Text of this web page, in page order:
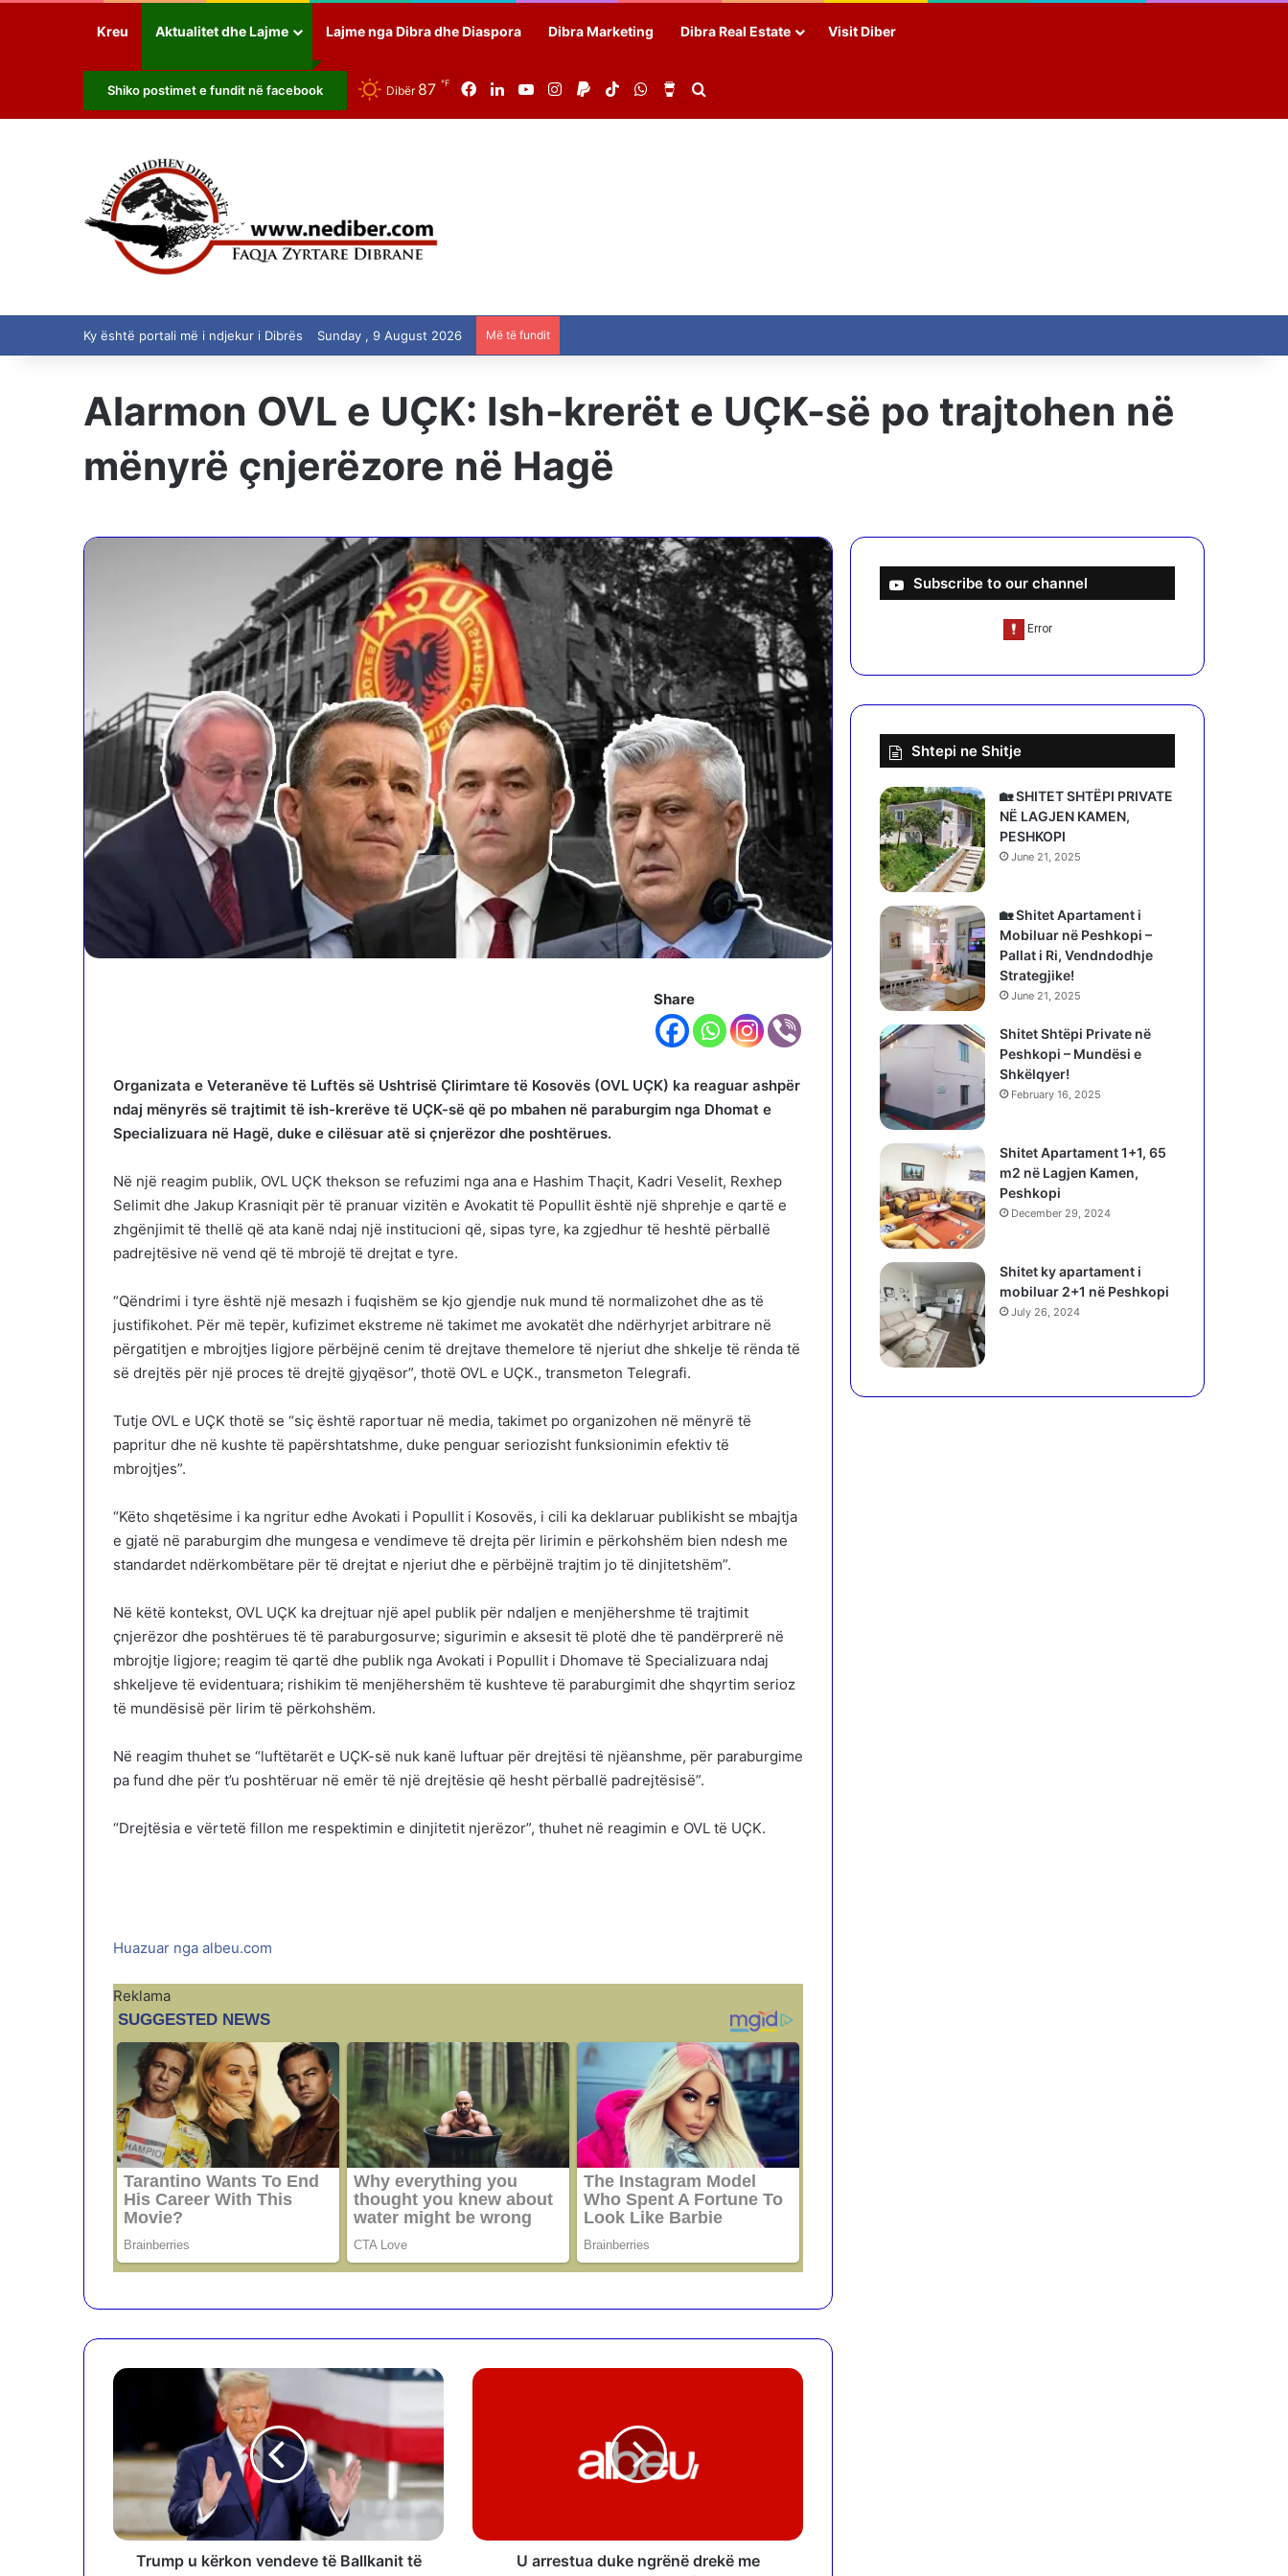
Kreu Aktualitet dhe Lajme Lajme nga Dibra dhe Diaspora Dibra Marketing Dibra Real Estate Visit Diber
Shiko postimet e fundit në facebook Dibër 87 ℉ FacebookLinkedInYouTubeInstagram
PaypalTikTokWhatsAppBuy Me a Coffee
Ky është portali më i ndjekur i Dibrës Sunday , 9 August 2026 Më të fundit
Alarmon OVL e UÇK: Ish-krerët e UÇK-së po trajtohen në
mënyrë çnjerëzore në Hagë
Share
Organizata e Veteranëve të Luftës së Ushtrisë Çlirimtare të Kosovës (OVL UÇK) ka reaguar ashpër
ndaj mënyrës së trajtimit të ish-krerëve të UÇK-së që po mbahen në paraburgim nga Dhomat e
Specializuara në Hagë, duke e cilësuar atë si çnjerëzor dhe poshtërues.
Në një reagim publik, OVL UÇK thekson se refuzimi nga ana e Hashim Thaçit, Kadri Veselit, Rexhep
Selimit dhe Jakup Krasniqit për të pranuar vizitën e Avokatit të Popullit është një shprehje e qartë e
zhgënjimit të thellë që ata kanë ndaj një institucioni që, sipas tyre, ka zgjedhur të heshtë përballë
padrejtësive në vend që të mbrojë të drejtat e tyre.
“Qëndrimi i tyre është një mesazh i fuqishëm se kjo gjendje nuk mund të normalizohet dhe as të
justifikohet. Për më tepër, kufizimet ekstreme në takimet me avokatët dhe ndërhyrjet arbitrare në
përgatitjen e mbrojtjes ligjore përbëjnë cenim të drejtave themelore të njeriut dhe shkelje të rënda të
së drejtës për një proces të drejtë gjyqësor”, thotë OVL e UÇK., transmeton Telegrafi.
Tutje OVL e UÇK thotë se “siç është raportuar në media, takimet po organizohen në mënyrë të
papritur dhe në kushte të papërshtatshme, duke penguar seriozisht funksionimin efektiv të
mbrojtjes”.
“Këto shqetësime i ka ngritur edhe Avokati i Popullit i Kosovës, i cili ka deklaruar publikisht se mbajtja
e gjatë në paraburgim dhe mungesa e vendimeve të drejta për lirimin e përkohshëm bien ndesh me
standardet ndërkombëtare për të drejtat e njeriut dhe e përbëjnë trajtim jo të dinjitetshëm”.
Në këtë kontekst, OVL UÇK ka drejtuar një apel publik për ndaljen e menjëhershme të trajtimit
çnjerëzor dhe poshtërues të të paraburgosurve; sigurimin e aksesit të plotë dhe të pandërprerë në
mbrojtje ligjore; reagim të qartë dhe publik nga Avokati i Popullit i Dhomave të Specializuara ndaj
shkeljeve të evidentuara; rishikim të menjëhershëm të kushteve të paraburgimit dhe shqyrtim serioz
të mundësisë për lirim të përkohshëm.
Në reagim thuhet se “luftëtarët e UÇK-së nuk kanë luftuar për drejtësi të njëanshme, për paraburgime
pa fund dhe për t’u poshtëruar në emër të një drejtësie që hesht përballë padrejtësisë”.
“Drejtësia e vërtetë fillon me respektimin e dinjitetit njerëzor”, thuhet në reagimin e OVL të UÇK.
Huazuar nga albeu.com
Reklama
T
p
k
r
Trump u kërkon vendeve të Ballkanit të
U
a
U arrestua duke ngrënë drekë me
Subscribe to our channel
Shtepi ne Shitje
🏡 SHITET SHTËPI PRIVATE
NË LAGJEN KAMEN,
PESHKOPI
June 21, 2025
🏡 Shitet Apartament i
Mobiluar në Peshkopi –
Pallat i Ri, Vendndodhje
Strategjike!
June 21, 2025
Shitet Shtëpi Private në
Peshkopi – Mundësi e
Shkëlqyer!
February 16, 2025
Shitet Apartament 1+1, 65
m2 në Lagjen Kamen,
Peshkopi
December 29, 2024
Shitet ky apartament i
mobiluar 2+1 në Peshkopi
July 26, 2024